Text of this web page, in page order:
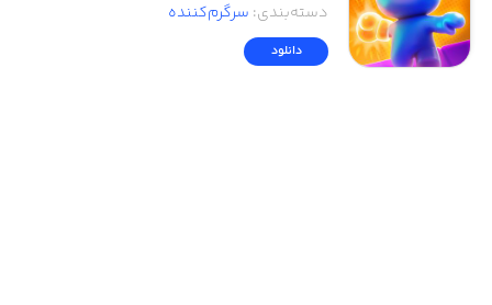
دسته‌بندی: سرگرم‌کننده
دانلود